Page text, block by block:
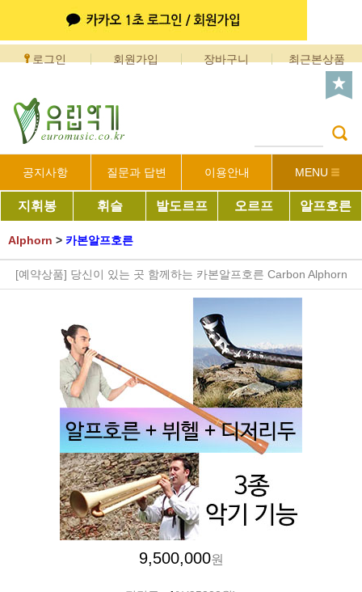
로그인 회원가입 장바구니 최근본상품
공지사항 질문과 답변 이용안내 MENU
지휘봉 휘슬 발도르프 오르프 알프호른
Alphorn > 카본알프호른
[예약상품] 당신이 있는 곳 함께하는 카본알프호른 Carbon Alphorn
9,500,000원